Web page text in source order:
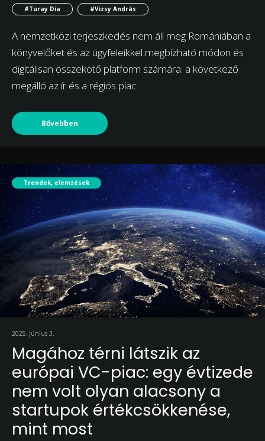
#Turay Dia #Vizsy András
A nemzetközi terjeszkedés nem áll meg Romániában a
könyvelőket és az ügyfeleikkel megbízható módon és
digitálisan összekötő platform számára: a következő
megálló az ír és a régiós piac.
Bővebben
Trendek, elemzések
2025. június 3.
Magához térni látszik az
európai VC-piac: egy évtizede
nem volt olyan alacsony a
startupok értékcsökkenése,
mint most